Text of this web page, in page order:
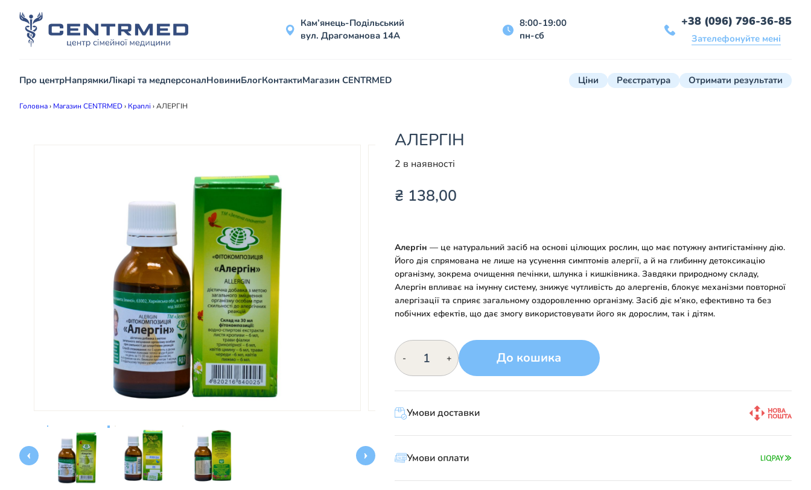
Кам’янець-Подільський
вул. Драгоманова 14А
8:00-19:00
пн-сб
+38 (096) 796-36-85
Зателефонуйте мені
Про центрНапрямкиЛікарі та медперсоналНовиниБлогКонтактиМагазин CENTRMED Ціни Реєстратура Отримати результати
Головна› Магазин CENTRMED› Краплі ›АЛЕРГІН
АЛЕРГІН
2 в наявності
₴ 138,00
Алергін — це натуральний засіб на основі цілющих рослин, що має потужну антигістамінну дію.
Його дія спрямована не лише на усунення симптомів алергії, а й на глибинну детоксикацію
організму, зокрема очищення печінки, шлунка і кишківника. Завдяки природному складу,
Алергін впливає на імунну систему, знижує чутливість до алергенів, блокує механізми повторної
алергізації та сприяє загальному оздоровленню організму. Засіб діє м’яко, ефективно та без
побічних ефектів, що дає змогу використовувати його як дорослим, так і дітям.
-
АЛЕРГІН
кількість
+ До кошика
Умови доставки
Умови оплати